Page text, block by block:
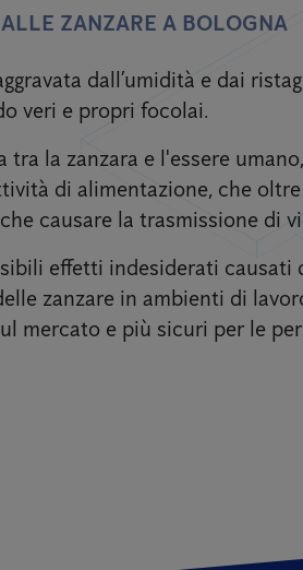
ZANZARE A BOLOGNA
dall’umidità e dai
veri e propri focolai.
tra la zanzara e l'essere
di alimentazione, che oltre
causare la trasmissione di
effetti indesiderati causati
zanzare in ambienti di
mercato e più sicuri per le